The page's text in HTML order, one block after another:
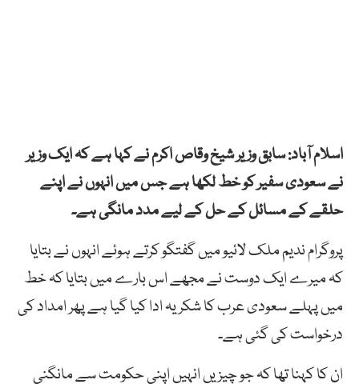
اسلام آباد: سابق وزیر شیخ وقاص اکرم نے کہا ہے کہ ایک وزیر
نے سعودی سفیر کو خط لکھا ہے جس میں انہوں نے اپنے
حلقے کے مسائل کے حل کے لیے مدد مانگی ہے۔
پروگرام ندیم ملک لائیو میں گفتگو کرتے ہوئے انہوں نے بتایا
کہ میرے ایک دوست نے مجھے اس بارے میں بتایا کہ خط
میں پہلے سعودی عرب کا شکریہ ادا کیا گیا ہے پھر امداد کی
درخواست کی گئی ہے۔
ان کا کہنا تھا کہ جو چیزیں انہیں اپنی حکومت سے مانگنی